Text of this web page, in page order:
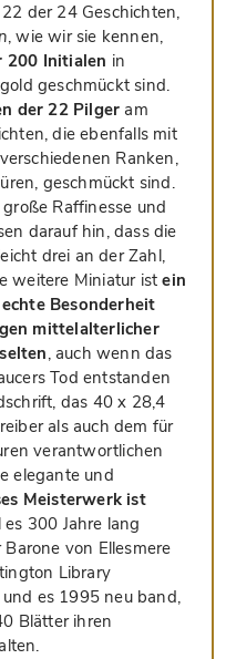
der 24 Geschichten,
, wie wir sie kennen,
200 Initialen in
geschmückt sind.
der 22 Pilger am
die ebenfalls mit
Ranken,
geschmückt sind.
Raffinesse und
darauf hin, dass die
drei an der Zahl,
weitere Miniatur istein
Besonderheit
mittelalterlicher
, auch wenn das
Tod entstanden
das 40 x 28,4
als auch dem für
verantwortlichen
elegante und
Meisterwerk ist
es 300 Jahre lang
von Ellesmere
Library
es 1995 neu band,
Blätter ihren